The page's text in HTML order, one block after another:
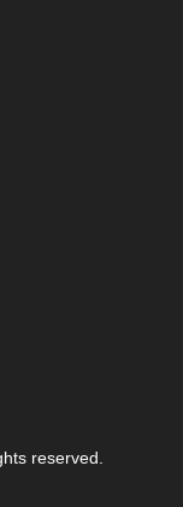
reserved.